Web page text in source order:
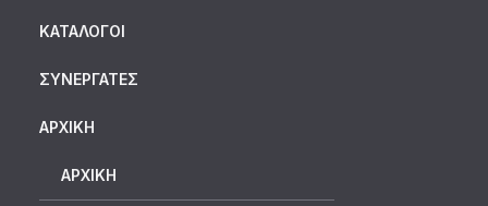
ΚΑΤΆΛΟΓΟΙ
ΣΥΝΕΡΓΆΤΕΣ
ΑΡΧΙΚΗ
ΑΡΧΙΚΉ